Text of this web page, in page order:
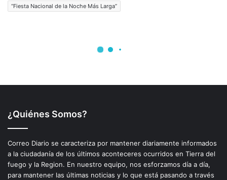
¿Quiénes Somos?
Correo Diario se caracteriza por mantener diariamente informados
a la ciudadanía de los últimos aconteceres ocurridos en Tierra del
fuego y la Region. En nuestro equipo, nos esforzamos día a día,
para mantener las últimas noticias y lo que está pasando a través